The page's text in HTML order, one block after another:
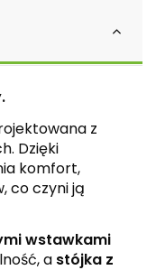
z
Dzięki
komfort,
co czyni ją
wstawkami
a stójka z